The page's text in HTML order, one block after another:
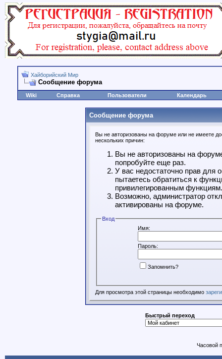
Хайборийский Мир
Сообщение форума
Wiki Справка Пользователи Календарь
Сообщение форума
Вы не авторизованы на форуме или не имеете
нескольких причин:
Вы не авторизованы на
попробуйте еще раз.
У вас недостаточно прав для
пытаетесь обратиться к
привилегированным функциям.
Возможно, администратор
активированы на форуме.
Вход
Имя:
Пароль:
Запомнить?
Для просмотра этой страницы необходимо
Быстрый переход
Часовой